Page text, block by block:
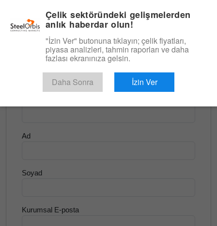
Hurda ve Hammadde
Ücretsiz Deneyin
Ad
Soyad
Kurumsal E-posta
Çelik sektöründeki gelişmelerden
anlık haberdar olun!
"İzin Ver" butonuna tıklayın; çelik fiyatları,
piyasa analizleri, tahmin raporları ve daha
fazlası ekranınıza gelsin.
Daha Sonra İzin Ver